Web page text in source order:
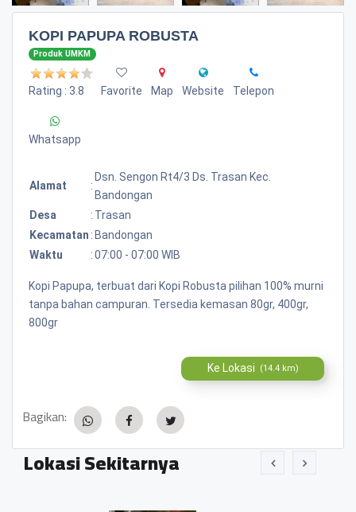
KOPI PAPUPA ROBUSTA
Produk UMKM
Rating : 3.8 Favorite Map Website Telepon
Whatsapp
Alamat :
Dsn. Sengon Rt4/3 Ds. Trasan Kec.
Bandongan
Desa
: Trasan
Kecamatan : Bandongan
Waktu
:07:00 - 07:00 WIB
Kopi Papupa, terbuat dari Kopi Robusta pilihan 100% murni
tanpa bahan campuran. Tersedia kemasan 80gr, 400gr,
800gr
Ke Lokasi (14.4 km)
Bagikan:
Lokasi Sekitarnya